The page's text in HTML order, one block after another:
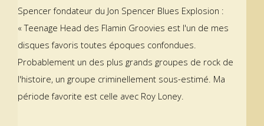
Spencer fondateur du Jon Spencer Blues Explosion :
« Teenage Head des Flamin Groovies est l'un de mes
disques favoris toutes époques confondues.
Probablement un des plus grands groupes de rock de
l'histoire, un groupe criminellement sous-estimé. Ma
période favorite est celle avec Roy Loney.